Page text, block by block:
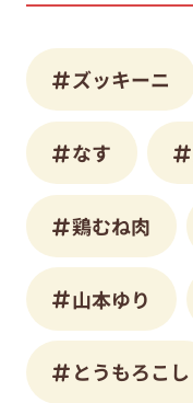
ズッキーニ
なす
鶏むね肉
山本ゆり
とうもろこし